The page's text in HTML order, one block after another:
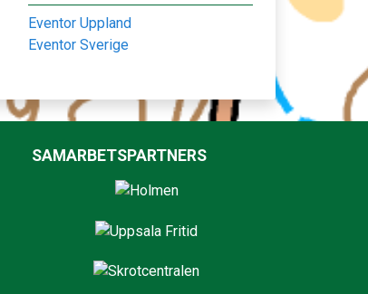
Eventor Uppland
Eventor Sverige
SAMARBETSPARTNERS